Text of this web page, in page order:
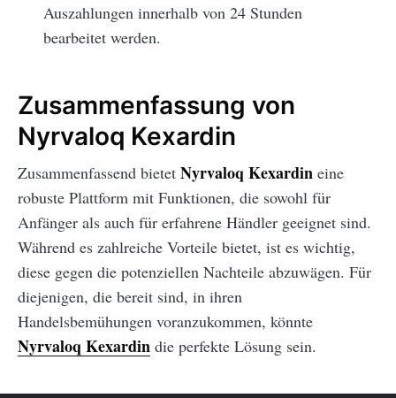
Auszahlungen innerhalb von 24 Stunden
bearbeitet werden.
Zusammenfassung von
Nyrvaloq Kexardin
Zusammenfassend bietet Nyrvaloq Kexardin eine
robuste Plattform mit Funktionen, die sowohl für
Anfänger als auch für erfahrene Händler geeignet sind.
Während es zahlreiche Vorteile bietet, ist es wichtig,
diese gegen die potenziellen Nachteile abzuwägen. Für
diejenigen, die bereit sind, in ihren
Handelsbemühungen voranzukommen, könnte
Nyrvaloq Kexardin die perfekte Lösung sein.